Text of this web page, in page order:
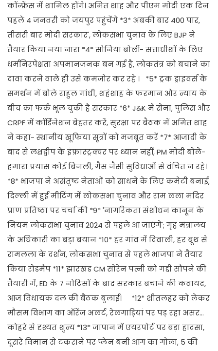
कॉन्फ्रेंस में शामिल होंगे। अमित शाह और पीएम मोदी एक दिन
पहले 4 जनवरी को जयपुर पहुंचेंगे *3* अबकी बार 400 पार,
तीसरी बार मोदी सरकार', लोकसभा चुनाव के लिए BJP ने
तैयार किया नया नारा *4* सोनिया बोलीं- सत्ताधीशों के लिए
धर्मनिरपेक्षता अपमानजनक बन गई है, लोकतंत्र को बचाने का
दावा करने वाले ही उसे कमजोर कर रहे । *5* ट्रक ड्राइवर्स के
समर्थन में बोले राहुल गांधी, शहंशाह के फरमान और न्याय के
बीच का फर्क भूल चुकी है सरकार *6* J&K में सेना, पुलिस और
CRPF में कॉर्डिनेशन बेहतर करें, सुरक्षा पर बैठक में अमित शाह
ने कहा- स्थानीय खूफिया सूत्रों को मजबूत करें *7* आजादी के
बाद से लक्षद्वीप के इंफ्रास्ट्रक्चर पर ध्यान नहीं, PM मोदी बोले-
हमारा प्रयास कोई बिजली, गैस जैसी सुविधाओं से वंचित न रहे।
*8* भाजपा ने असंतुष्ट नेताओं को साधने के लिए कमेटी बनाई,
दिल्ली में हुई मीटिंग में लोकसभा चुनाव और राम लला मंदिर
प्राण प्रतिष्ठा पर चर्चा की *9* 'नागरिकता संशोधन कानून के
नियम लोकसभा चुनाव 2024 से पहले आ जाएंगे'; गृह मंत्रालय
के अधिकारी का बड़ा बयान *10* हर गांव में दिवाली, हर बूथ से
रामलला के दर्शन, लोकसभा चुनाव से पहले भाजपा ने तैयार
किया रोडमैप *11* झारखंड CM सोरेन पत्नी को गद्दी सौंपने की
तैयारी में, ED के 7 नोटिसों के बाद सरकार बचाने की कवायद,
आज विधायक दल की बैठक बुलाई। *12* शीतलहर को लेकर
मौसम विभाग का ऑरेंज अलर्ट, रेलगाड़ियां पर पड़ रहा असर...
कोहरे से दृश्यत शुन्य *13* जापान में एयरपोर्ट पर बड़ा हादसा,
दूसरे विमान से टकराने पर प्लेन बनी आग का गोला, 5 की